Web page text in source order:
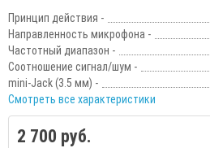
Принцип действия -
Направленность микрофона -
Частотный диапазон -
Соотношение сигнал/шум -
mini-Jack (3.5 мм) -
Смотреть все характеристики
2 700 руб.